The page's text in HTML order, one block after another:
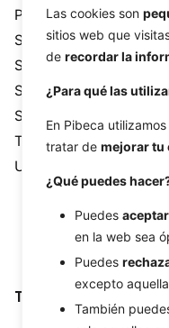
Las cookies son
sitios web que
de recordar la
¿Para qué las
En Pibeca
tratar de mejorar tu
¿Qué puedes
Puedes aceptar
en la web sea
Puedes
excepto
También
Programming
SEM
SEO
Social media
Systems
Tutorial
Uncategorized
Tags